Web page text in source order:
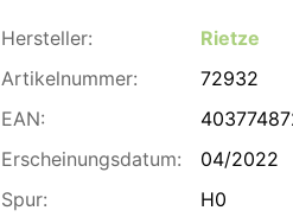
Hersteller:
Rietze
Artikelnummer:
72932
EAN:
Erscheinungsdatum:
04/2022
Spur:
H0